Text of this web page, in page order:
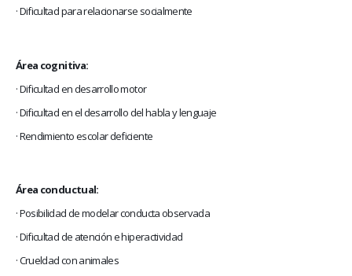
· Dificultad para relacionarse socialmente
Área cognitiva:
· Dificultad en desarrollo motor
· Dificultad en el desarrollo del habla y lenguaje
· Rendimiento escolar deficiente
Área conductual:
· Posibilidad de modelar conducta observada
· Dificultad de atención e hiperactividad
· Crueldad con animales